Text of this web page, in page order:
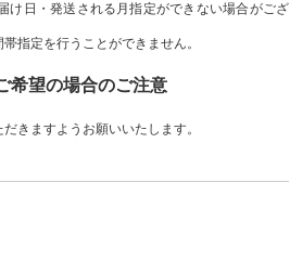
日・発送される月指定ができない場合がござ
指定を行うことができません。
希望の場合のご注意
きますようお願いいたします。